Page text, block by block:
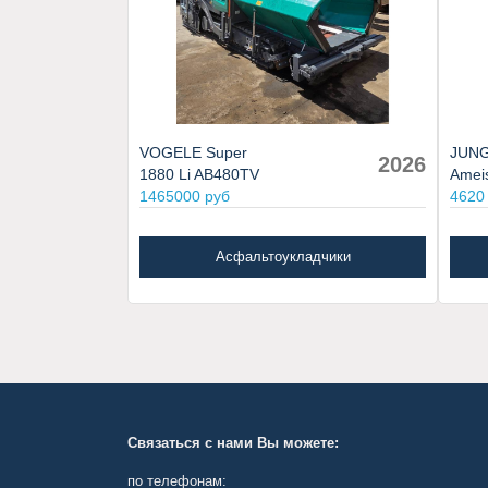
VOGELE Super
1880 Li AB480TV
1465000 руб
2026
Асфальтоукладчики
4620
Связаться с нами Вы можете:
по телефонам: